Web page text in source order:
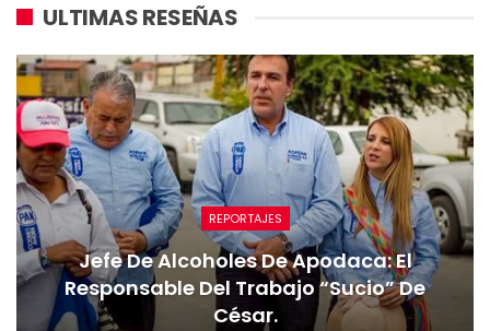
ULTIMAS RESEÑAS
REPORTAJES
Jefe De Alcoholes De Apodaca: El
Responsable Del Trabajo “sucio” De
César.